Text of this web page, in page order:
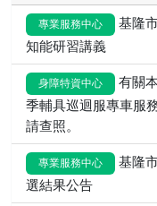
專業服務中心
基隆
知能研習講義
身障特資中心
有關
季輔具巡迴服專車服
請查照。
專業服務中心
基隆
選結果公告